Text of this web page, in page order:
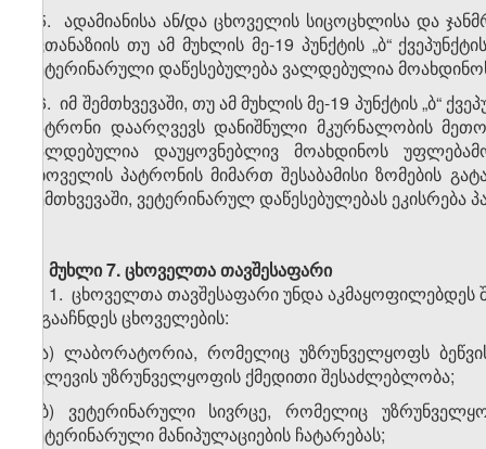
25. ადამიანისა ან/და ცხოველის სიცოცხლისა და
ევთანაზიის თუ ამ მუხლის მე-19 პუნქტის „ბ“
ვეტერინარული დაწესებულება ვალდებულია
26. იმ შემთხვევაში, თუ ამ მუხლის მე-19 პუნქტის „ბ“
პატრონი დაარღვევს დანიშნული მკურნალობის
ვალდებულია დაუყოვნებლივ მოახდინოს
ცხოველის პატრონის მიმართ შესაბამისი ზომების
შემთხვევაში, ვეტერინარულ დაწესებულებას
მუხლი 7. ცხოველთა თავშესაფარი
1. ცხოველთა თავშესაფარი უნდა აკმაყოფილებდეს
ა)გააჩნდეს ცხოველების:
ა.ა) ლაბორატორია, რომელიც უზრუნველყოფს
კვლევის უზრუნველყოფის ქმედითი შესაძლებლობა;
ა.ბ) ვეტერინარული სივრცე, რომელიც
ვეტერინარული მანიპულაციების ჩატარებას;